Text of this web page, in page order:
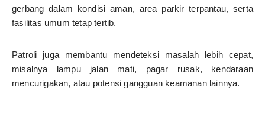
gerbang dalam kondisi aman, area parkir terpantau, serta
fasilitas umum tetap tertib.
Patroli juga membantu mendeteksi masalah lebih cepat,
misalnya lampu jalan mati, pagar rusak, kendaraan
mencurigakan, atau potensi gangguan keamanan lainnya.